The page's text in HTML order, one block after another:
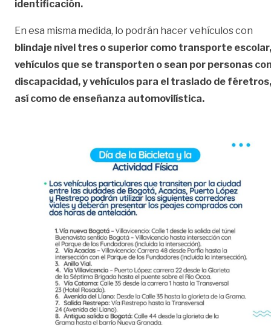
identificación.
En esa misma medida, lo podrán hacer vehículos con
blindaje nivel tres o superior como transporte escolar,
vehículos que se transporten o sean por personas
discapacidad, y vehículos para el traslado de féretros,
así como de enseñanza automovilística.